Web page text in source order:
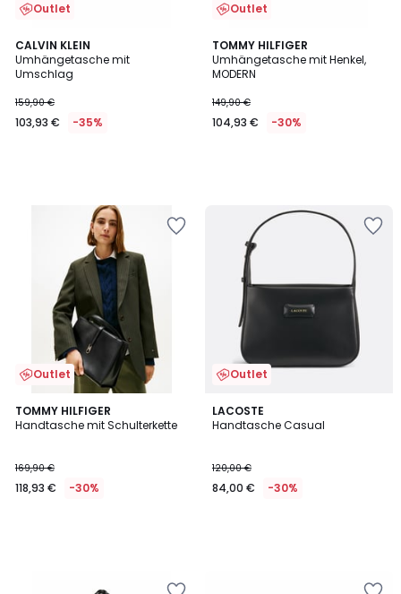
Outlet
CALVIN KLEIN
Umhängetasche mit
Umschlag
159,90 €
103,93 € -35%
Outlet
TOMMY HILFIGER
Umhängetasche mit Henkel,
MODERN
149,90 €
104,93 € -30%
Outlet
TOMMY HILFIGER
Handtasche mit Schulterkette
169,90 €
118,93 € -30%
Outlet
LACOSTE
Handtasche Casual
120,00 €
84,00 € -30%